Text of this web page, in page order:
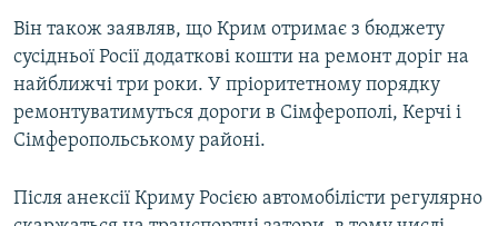
Він також заявляв, що Крим отримає з бюджету
сусідньої Росії додаткові кошти на ремонт доріг на
найближчі три роки. У пріоритетному порядку
ремонтуватимуться дороги в Сімферополі, Керчі і
Сімферопольському районі.
Після анексії Криму Росією автомобілісти регулярно